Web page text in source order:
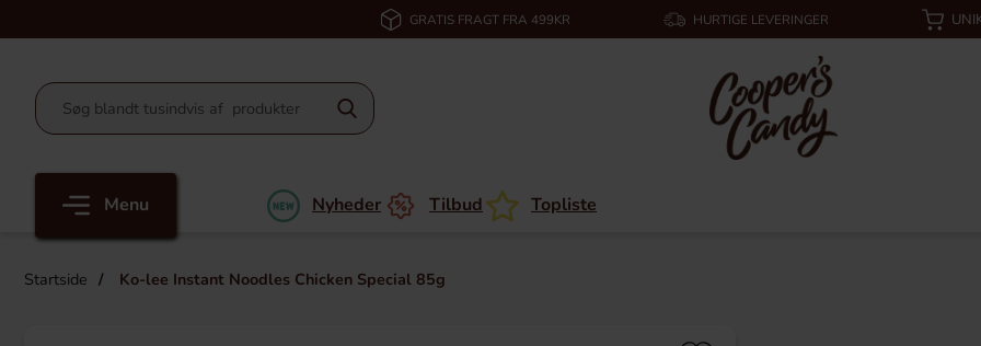
GRATIS FRAGT FRA 499KR HURTIGE LEVERINGER
Menu Nyheder Tilbud Topliste
Startside Ko-lee Instant Noodles Chicken Special 85g